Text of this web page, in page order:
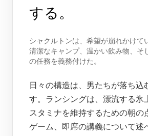
する。
シャクルトンは、希望が崩れかけて
清潔なキャンプ、温かい飲み物、そ
の任務を義務付けた。
日々の構造は、男たちが落ち込
す。ランシングは、漂流する氷
スタミナを維持するための朝の
ゲーム、即席の講義について述